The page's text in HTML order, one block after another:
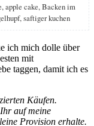
apple cake, Backen im
saftiger kuchen
ich mich dolle über
mit
taggen, damit ich es
Käufen.
auf meine
Provision erhalte.